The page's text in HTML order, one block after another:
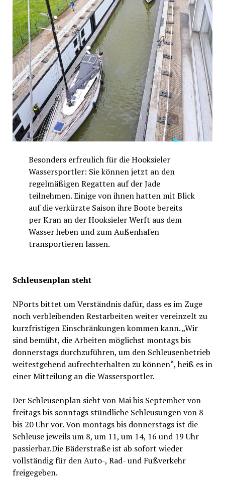
Besonders erfreulich für die Hooksieler
Wassersportler: Sie können jetzt an den
regelmäßigen Regatten auf der Jade
teilnehmen. Einige von ihnen hatten mit Blick
auf die verkürzte Saison ihre Boote bereits
per Kran an der Hooksieler Werft aus dem
Wasser heben und zum Außenhafen
transportieren lassen.
Schleusenplan steht
NPorts bittet um Verständnis dafür, dass es im Zuge
noch verbleibenden Restarbeiten weiter vereinzelt zu
kurzfristigen Einschränkungen kommen kann. „Wir
sind bemüht, die Arbeiten möglichst montags bis
donnerstags durchzuführen, um den Schleusenbetrieb
weitestgehend aufrechterhalten zu können“, heiß es in
einer Mitteilung an die Wassersportler.
Der Schleusenplan sieht von Mai bis September von
freitags bis sonntags stündliche Schleusungen von 8
bis 20 Uhr vor. Von montags bis donnerstags ist die
Schleuse jeweils um 8, um 11, um 14, 16 und 19 Uhr
passierbar.Die Bäderstraße ist ab sofort wieder
vollständig für den Auto-, Rad- und Fußverkehr
freigegeben.